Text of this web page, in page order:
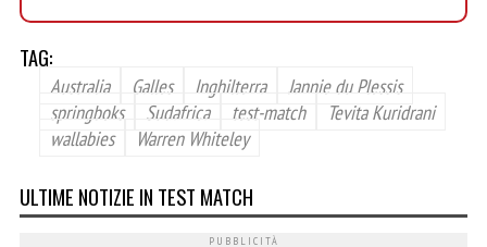
TAG:
Australia Galles Inghilterra
Jannie du Plessis
springboks
Sudafrica test-match
Tevita Kuridrani
wallabies
Warren Whiteley
ULTIME NOTIZIE IN TEST MATCH